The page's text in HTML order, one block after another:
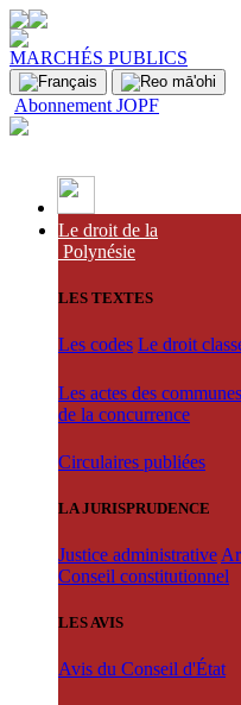
MARCHÉS PUBLICS
Abonnement JOPF
Le droit de la
Polynésie
LES TEXTES
Les codes Le droit
Les actes des communes
de la concurrence
Circulaires publiées
LA JURISPRUDENCE
Justice administrative
Conseil constitutionnel
LES AVIS
Avis du Conseil d'État